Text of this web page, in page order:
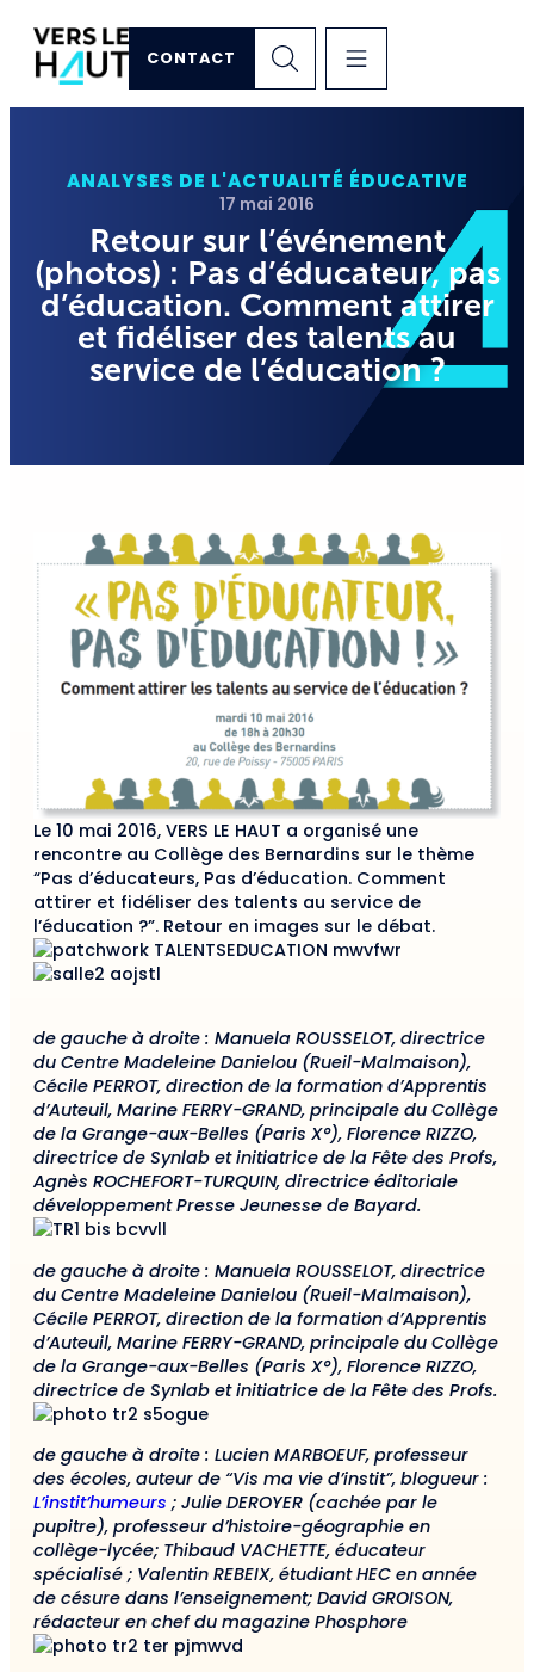
CONTACT
ANALYSES DE L'ACTUALITÉ ÉDUCATIVE
17 mai 2016
Retour sur l’événement
(photos) : Pas d’éducateur, pas
d’éducation. Comment attirer
et fidéliser des talents au
service de l’éducation ?
Le 10 mai 2016, VERS LE HAUT a organisé une
rencontre au Collège des Bernardins sur le thème
“Pas d’éducateurs, Pas d’éducation. Comment
attirer et fidéliser des talents au service de
l’éducation ?”. Retour en images sur le débat.
de gauche à droite : Manuela ROUSSELOT, directrice
du Centre Madeleine Danielou (Rueil-Malmaison),
Cécile PERROT, direction de la formation d’Apprentis
d’Auteuil, Marine FERRY-GRAND, principale du Collège
de la Grange-aux-Belles (Paris X°), Florence RIZZO,
directrice de Synlab et initiatrice de la Fête des Profs,
Agnès ROCHEFORT-TURQUIN, directrice éditoriale
développement Presse Jeunesse de Bayard.
de gauche à droite : Manuela ROUSSELOT, directrice
du Centre Madeleine Danielou (Rueil-Malmaison),
Cécile PERROT, direction de la formation d’Apprentis
d’Auteuil, Marine FERRY-GRAND, principale du Collège
de la Grange-aux-Belles (Paris X°), Florence RIZZO,
directrice de Synlab et initiatrice de la Fête des Profs.
de gauche à droite : Lucien MARBOEUF, professeur
des écoles, auteur de “Vis ma vie d’instit”, blogueur :
L’instit’humeurs ; Julie DEROYER (cachée par le
pupitre), professeur d’histoire-géographie en
collège-lycée; Thibaud VACHETTE, éducateur
spécialisé ; Valentin REBEIX, étudiant HEC en année
de césure dans l’enseignement; David GROISON,
rédacteur en chef du magazine Phosphore